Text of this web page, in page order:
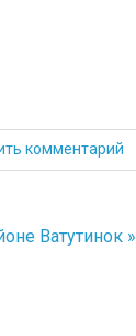
комментарий
Ватутинок »